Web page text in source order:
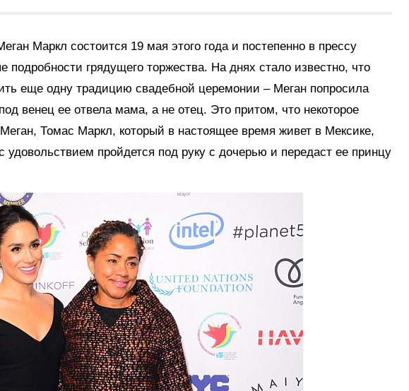
Маркл состоится 19 мая этого года и постепенно в прессу
подробности грядущего торжества. На днях стало известно, что
еще одну традицию свадебной церемонии – Меган попросила
венец ее отвела мама, а не отец. Это притом, что некоторое
Томас Маркл, который в настоящее время живет в Мексике,
удовольствием пройдется под руку с дочерью и передаст ее принцу